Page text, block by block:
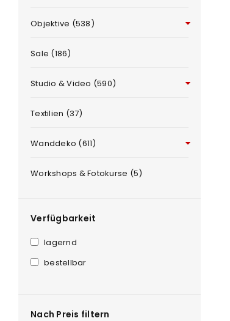
Passwort
Objektive (538)
Sale (186)
Studio & Video (590)
Textilien (37)
Wanddeko (611)
Workshops & Fotokurse (5)
Verfügbarkeit
lagernd
bestellbar
Nach Preis filtern